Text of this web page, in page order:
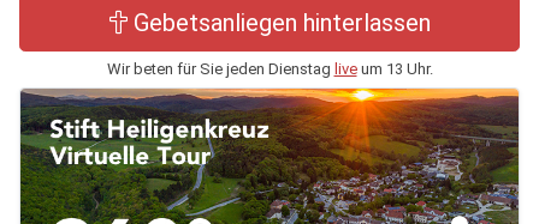
Gebetsanliegen hinterlassen
Wir beten für Sie jeden Dienstag liveum 13 Uhr.